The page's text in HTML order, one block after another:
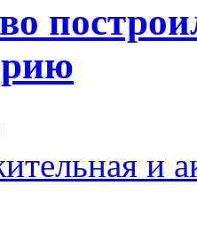
и